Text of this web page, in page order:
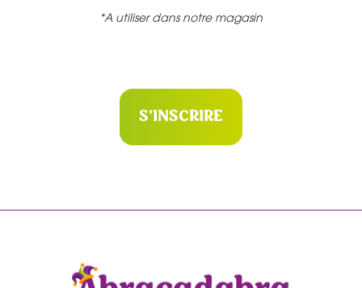
*A utiliser dans notre magasin
S'INSCRIRE